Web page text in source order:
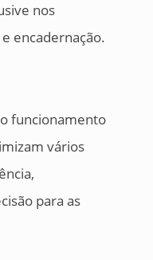
nos
encadernação.
funcionamento
vários
para as